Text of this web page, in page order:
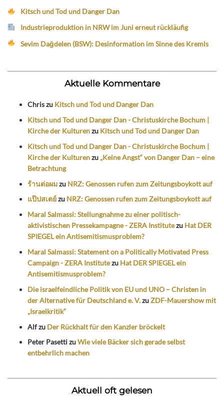
Kitsch und Tod und Danger Dan
Industrieproduktion in NRW im Juni erneut rückläufig
Sevim Dağdelen (BSW): Desinformation im Sinne des Kremls
Aktuelle Kommentare
Chriszu Kitsch und Tod und Danger Dan
Kitsch und Tod und Danger Dan - Christuskirche Bochum |
Kirche der Kulturenzu Kitsch und Tod und Danger Dan
Kitsch und Tod und Danger Dan - Christuskirche Bochum |
Kirche der Kulturenzu „Keine Angst“ von Danger Dan – eine
Betrachtung
ร้านต่อผมzu NRZ: Genossen rufen zum Zeitungsboykott auf
แป๊ปสเตย์zu NRZ: Genossen rufen zum Zeitungsboykott auf
Maral Salmassi: Stellungnahme zu einer politisch-
aktivistischen Pressekampagne - ZERA Institutezu Hat DER
SPIEGEL ein Antisemitismusproblem?
Maral Salmassi: Statement on a Politically Motivated Press
Campaign - ZERA Institutezu Hat DER SPIEGEL ein
Antisemitismusproblem?
Die israelfeindliche Politik von EU und UNO – Christen in
der Alternative für Deutschland e. V.zuZDF-Mauershow mit
„Israelkritik“
Alfzu Der Rückhalt für den Kanzler bröckelt
Peter PasettizuWie viele Bäcker sich gerade selbst
entbehrlich machen
Aktuell oft gelesen